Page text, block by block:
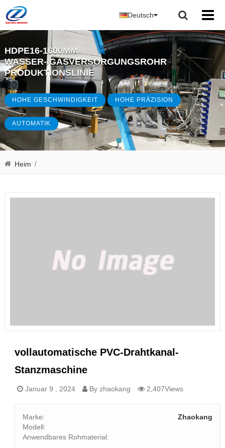
Deutsch
HDPE16-1600MM
WASSER-/GASVERSORGUNGSROHR
PRODUKTIONSLINIE
HOHE GESCHWINDIGKEIT HOHE PRÄZISION
AUTOMATIK
Heim /
vollautomatische PVC-Drahtkanal-
Stanzmaschine
Januar 9 , 2024 By zhaokang 2,407Views
Marke:
Zhaokang
Modell:
Anwendbares Rohmaterial: